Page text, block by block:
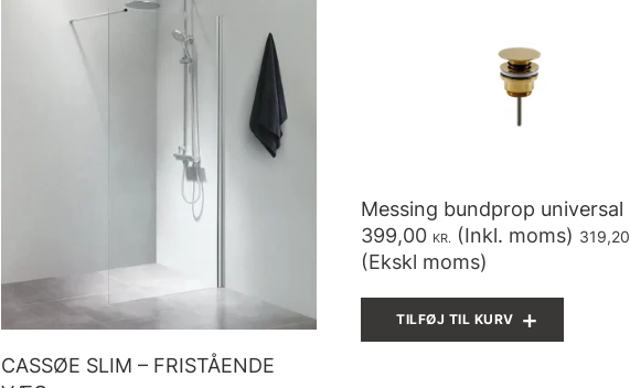
CASSØE SLIM – FRISTÅENDE
Messing bundprop universal
399,00 KR. (Inkl. moms) 319,20
(Ekskl moms)
TILFØJ TIL KURV